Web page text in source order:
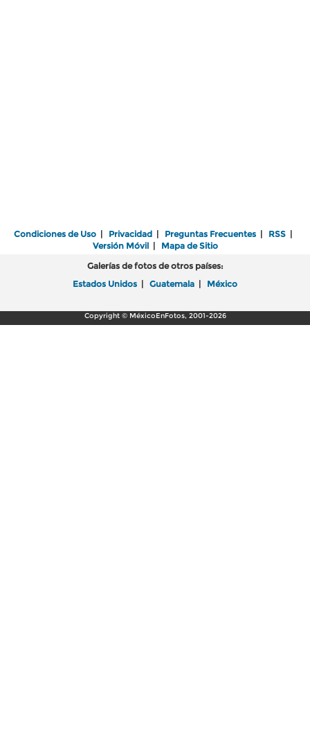
Condiciones de Uso | Privacidad | Preguntas Frecuentes | RSS |
Versión Móvil| Mapa de Sitio
Galerías de fotos de otros países:
Estados Unidos | Guatemala | México
Copyright © MéxicoEnFotos, 2001-2026